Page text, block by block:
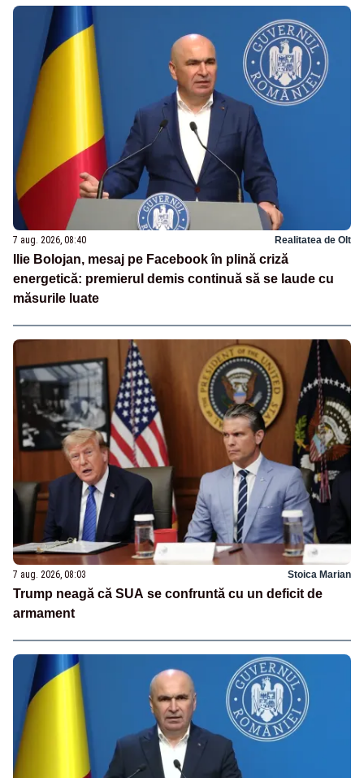
7 aug. 2026, 08:40 Realitatea de Olt
Ilie Bolojan, mesaj pe Facebook în plină criză
energetică: premierul demis continuă să se laude cu
măsurile luate
7 aug. 2026, 08:03 Stoica Marian
Trump neagă că SUA se confruntă cu un deficit de
armament